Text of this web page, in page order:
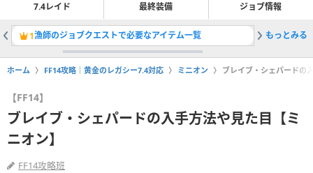
7.4レイド 最終装備 ジョブ情報
1漁師のジョブクエストで必要なアイテム一覧 2
もっとみる
ホーム FF14攻略｜黄金のレガシー7.4対応 ミニオン ブレイブ・シェパードの
【FF14】
ブレイブ・シェパードの入手方法や見た目【ミ
ニオン】
FF14攻略班